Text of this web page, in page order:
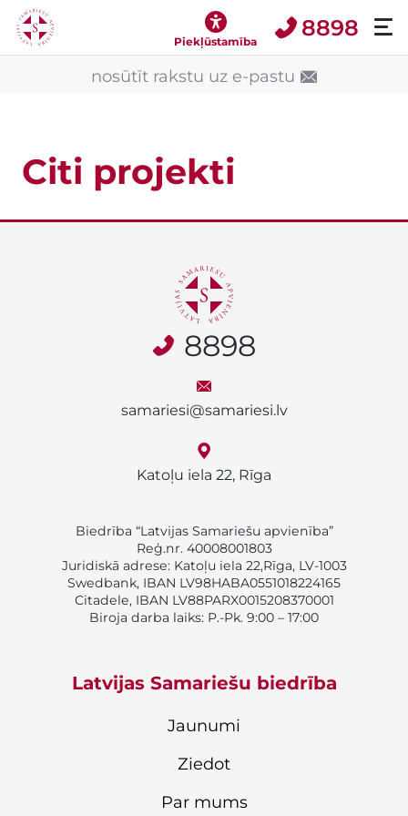
Piekļūstamība 8898
nosūtīt rakstu uz e-pastu
Citi projekti
8898
samariesi@samariesi.lv
Katoļu iela 22, Rīga
Biedrība “Latvijas Samariešu apvienība”
Reģ.nr. 40008001803
Juridiskā adrese: Katoļu iela 22,Rīga, LV-1003
Swedbank, IBAN LV98HABA0551018224165
Citadele, IBAN LV88PARX0015208370001
Biroja darba laiks: P.-Pk. 9:00 – 17:00
Latvijas Samariešu biedrība
Jaunumi
Ziedot
Par mums